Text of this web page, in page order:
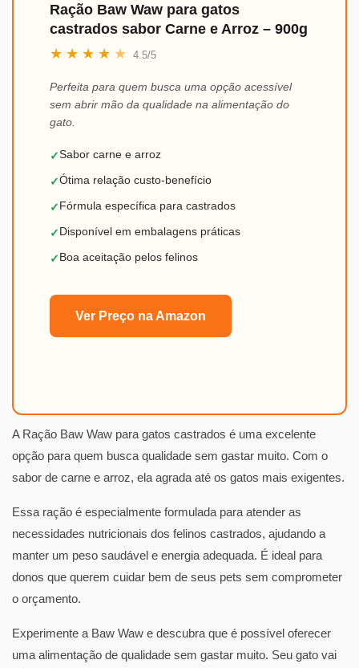
Ração Baw Waw para gatos
castrados sabor Carne e Arroz – 900g
★ ★ ★ ★ ★ 4.5/5
Perfeita para quem busca uma opção acessível
sem abrir mão da qualidade na alimentação do
gato.
✓Sabor carne e arroz
✓Ótima relação custo-benefício
✓ Fórmula específica para castrados
✓ Disponível em embalagens práticas
✓ Boa aceitação pelos felinos
Ver Preço na Amazon
A Ração Baw Waw para gatos castrados é uma excelente
opção para quem busca qualidade sem gastar muito. Com o
sabor de carne e arroz, ela agrada até os gatos mais exigentes.
Essa ração é especialmente formulada para atender as
necessidades nutricionais dos felinos castrados, ajudando a
manter um peso saudável e energia adequada. É ideal para
donos que querem cuidar bem de seus pets sem comprometer
o orçamento.
Experimente a Baw Waw e descubra que é possível oferecer
uma alimentação de qualidade sem gastar muito. Seu gato vai